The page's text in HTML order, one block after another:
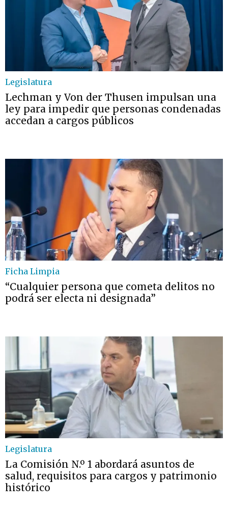
Legislatura
Lechman y Von der Thusen impulsan una
ley para impedir que personas condenadas
accedan a cargos públicos
Ficha Limpia
“Cualquier persona que cometa delitos no
podrá ser electa ni designada”
Legislatura
La Comisión N.º 1 abordará asuntos de
salud, requisitos para cargos y patrimonio
histórico